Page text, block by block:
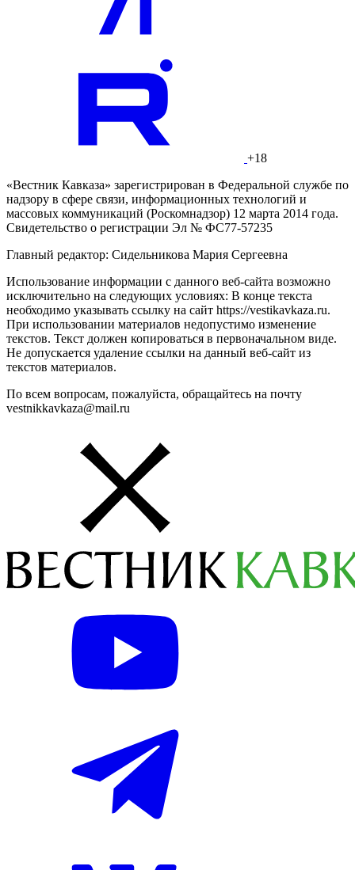
+18
«Вестник Кавказа» зарегистрирован в Федеральной службе по
надзору в сфере связи, информационных технологий и
массовых коммуникаций (Роскомнадзор) 12 марта 2014 года.
Свидетельство о регистрации Эл № ФС77-57235
Главный редактор: Сидельникова Мария Сергеевна
Использование информации с данного веб-сайта возможно
исключительно на следующих условиях: В конце текста
необходимо указывать ссылку на сайт https://vestikavkaza.ru.
При использовании материалов недопустимо изменение
текстов. Текст должен копироваться в первоначальном виде.
Не допускается удаление ссылки на данный веб-сайт из
текстов материалов.
По всем вопросам, пожалуйста, обращайтесь на почту
vestnikkavkaza@mail.ru